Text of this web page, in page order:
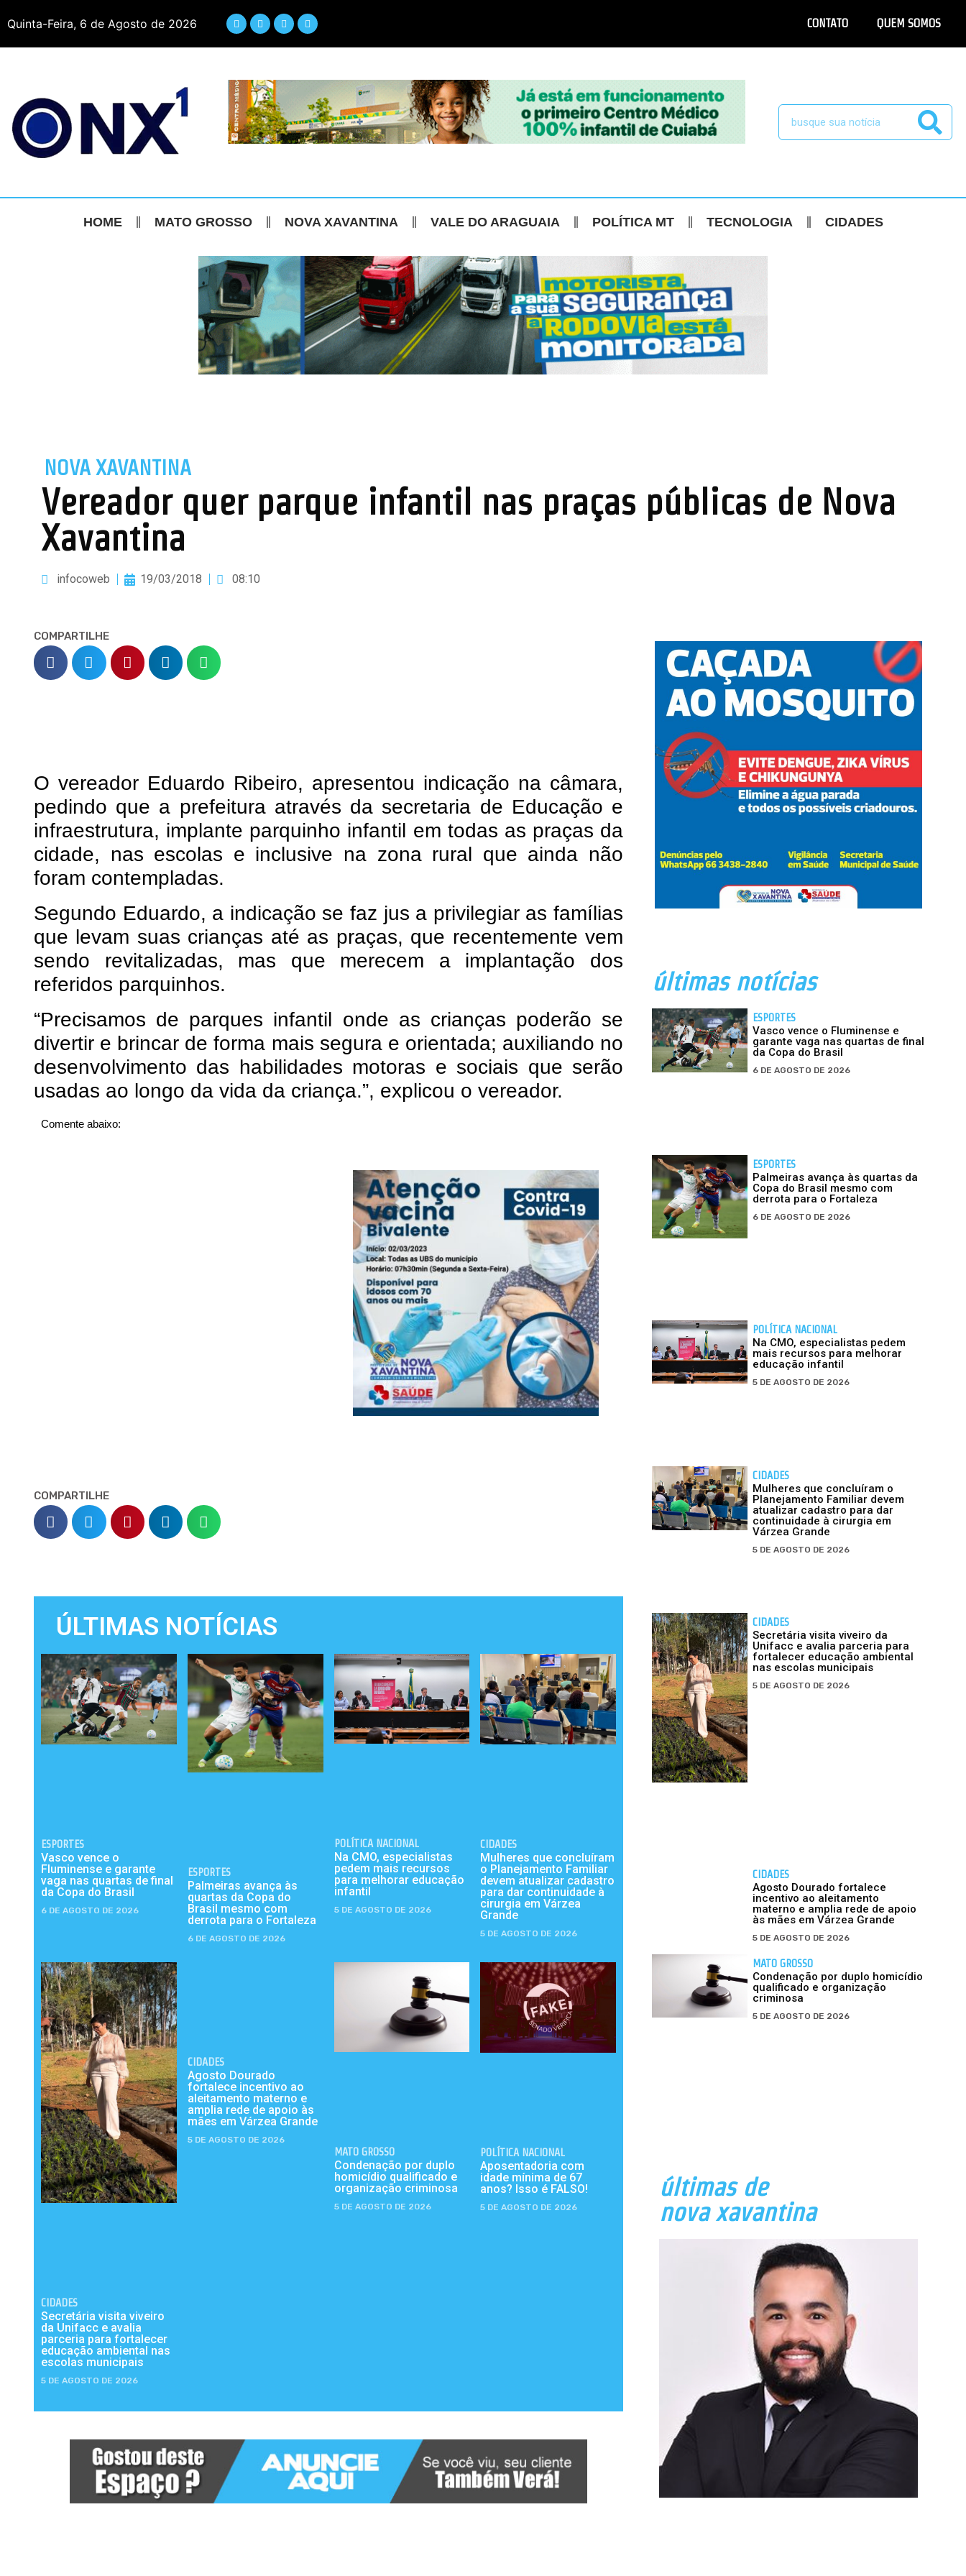
Quinta-Feira, 6 de Agosto de 2026 CONTATO QUEM SOMOS
HOME MATO GROSSO NOVA XAVANTINA VALE DO ARAGUAIA POLÍTICA MT TECNOLOGIA CIDADES
NOVA XAVANTINA
Vereador quer parque infantil nas praças públicas de Nova
Xavantina
infocoweb 19/03/2018 08:10
COMPARTILHE
O vereador Eduardo Ribeiro, apresentou indicação na câmara,
pedindo que a prefeitura através da secretaria de Educação e
infraestrutura, implante parquinho infantil em todas as praças da
cidade, nas escolas e inclusive na zona rural que ainda não
foram contempladas.
Segundo Eduardo, a indicação se faz jus a privilegiar as famílias
que levam suas crianças até as praças, que recentemente vem
sendo revitalizadas, mas que merecem a implantação dos
referidos parquinhos.
“Precisamos de parques infantil onde as crianças poderão se
divertir e brincar de forma mais segura e orientada; auxiliando no
desenvolvimento das habilidades motoras e sociais que serão
usadas ao longo da vida da criança.”, explicou o vereador.
Comente abaixo:
COMPARTILHE
ÚLTIMAS NOTÍCIAS
ESPORTES
Vasco vence o
Fluminense e garante
vaga nas quartas de final
da Copa do Brasil
6 DE AGOSTO DE 2026
ESPORTES
Palmeiras avança às
quartas da Copa do
Brasil mesmo com
derrota para o Fortaleza
6 DE AGOSTO DE 2026
POLÍTICA NACIONAL
Na CMO, especialistas
pedem mais recursos
para melhorar educação
infantil
5 DE AGOSTO DE 2026
CIDADES
Mulheres que concluíram
o Planejamento Familiar
devem atualizar cadastro
para dar continuidade à
cirurgia em Várzea
Grande
5 DE AGOSTO DE 2026
CIDADES
Secretária visita viveiro
da Unifacc e avalia
parceria para fortalecer
educação ambiental nas
escolas municipais
5 DE AGOSTO DE 2026
CIDADES
Agosto Dourado
fortalece incentivo ao
aleitamento materno e
amplia rede de apoio às
mães em Várzea Grande
5 DE AGOSTO DE 2026
MATO GROSSO
Condenação por duplo
homicídio qualificado e
organização criminosa
5 DE AGOSTO DE 2026
POLÍTICA NACIONAL
Aposentadoria com
idade mínima de 67
anos? Isso é FALSO!
5 DE AGOSTO DE 2026
últimas notícias
ESPORTES
Vasco vence o Fluminense e
garante vaga nas quartas de final
da Copa do Brasil
6 DE AGOSTO DE 2026
ESPORTES
Palmeiras avança às quartas da
Copa do Brasil mesmo com
derrota para o Fortaleza
6 DE AGOSTO DE 2026
POLÍTICA NACIONAL
Na CMO, especialistas pedem
mais recursos para melhorar
educação infantil
5 DE AGOSTO DE 2026
CIDADES
Mulheres que concluíram o
Planejamento Familiar devem
atualizar cadastro para dar
continuidade à cirurgia em
Várzea Grande
5 DE AGOSTO DE 2026
CIDADES
Secretária visita viveiro da
Unifacc e avalia parceria para
fortalecer educação ambiental
nas escolas municipais
5 DE AGOSTO DE 2026
CIDADES
Agosto Dourado fortalece
incentivo ao aleitamento
materno e amplia rede de apoio
às mães em Várzea Grande
5 DE AGOSTO DE 2026
MATO GROSSO
Condenação por duplo homicídio
qualificado e organização
criminosa
5 DE AGOSTO DE 2026
últimas de
nova xavantina